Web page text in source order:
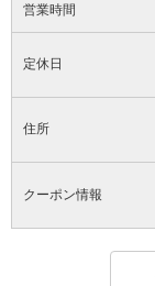
営業時間
定休日
住所
クーポン情報